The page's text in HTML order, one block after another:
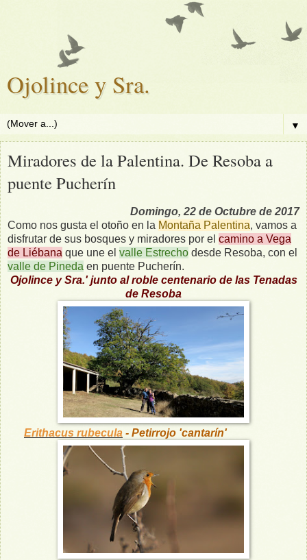
Ojolince y Sra.
▼
Miradores de la Palentina. De Resoba a
puente Pucherín
Domingo, 22 de Octubre de 2017
Como nos gusta el otoño en la Montaña Palentina, vamos a
disfrutar de sus bosques y miradores por el camino a Vega
de Liébana que une el valle Estrecho desde Resoba, con el
valle de Pineda en puente Pucherín.
Ojolince y Sra.' junto al roble centenario de las Tenadas
de Resoba
Erithacus rubecula - Petirrojo 'cantarín'